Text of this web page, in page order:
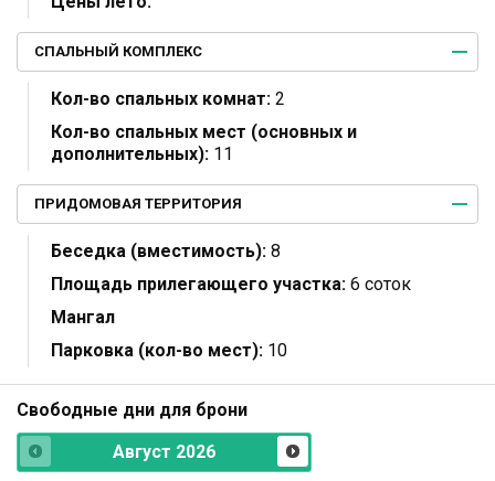
СПАЛЬНЫЙ КОМПЛЕКС
Кол-во спальных комнат: 2
Кол-во спальных мест (основных и
дополнительных): 11
ПРИДОМОВАЯ ТЕРРИТОРИЯ
Беседка (вместимость): 8
Площадь прилегающего участка: 6 соток
Мангал
Парковка (кол-во мест): 10
Свободные дни для брони
Август 2026